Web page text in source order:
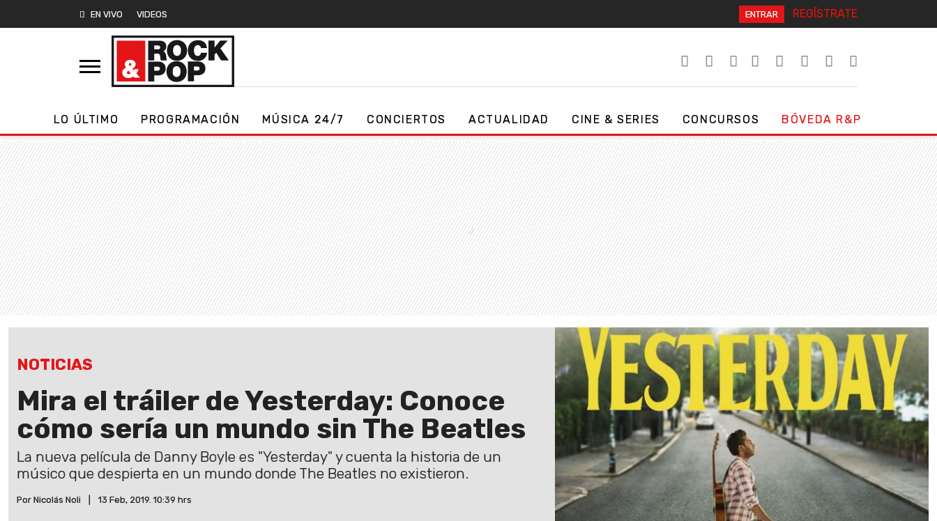
EN VIVO VIDEOS ENTRAR REGÍSTRATE
LO ÚLTIMO PROGRAMACIÓN MÚSICA 24/7 CONCIERTOS ACTUALIDAD CINE & SERIES CONCURSOS BÓVEDA R&P
NOTICIAS
Mira el tráiler de Yesterday: Conoce
cómo sería un mundo sin The Beatles
La nueva película de Danny Boyle es "Yesterday" y cuenta la historia de un
músico que despierta en un mundo donde The Beatles no existieron.
Por Nicolás Noli 13 Feb, 2019. 10:39 hrs